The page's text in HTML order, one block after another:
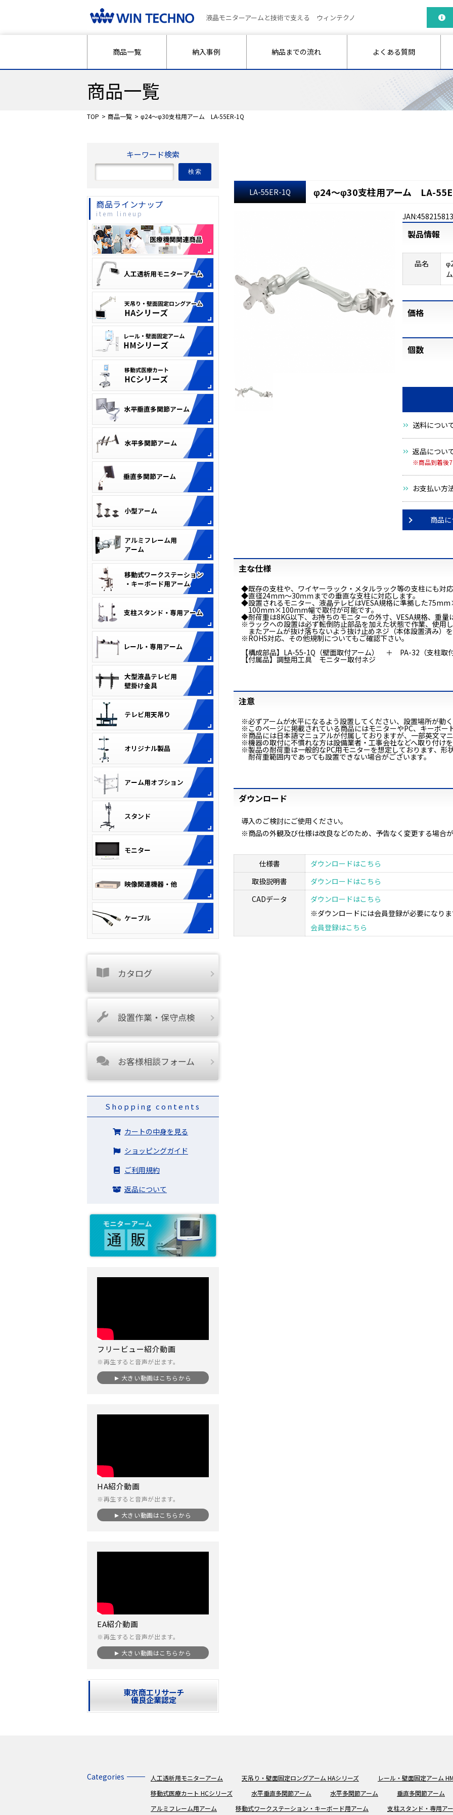
液晶モニターアームと技術で支える ウィンテクノ
商品一覧 納入事例 納品までの流れ よくある質問
商品一覧
TOP 商品一覧 φ24～φ30支柱用アーム LA-55ER-1Q
LA-55ER-1Q φ24～φ30支柱用アーム LA-
製品情報
品名
価格
個数
送料につい
返品につい
※商品到着後7
お支払い方
商品
主な仕様
◆既存の支柱や、ワイヤーラック・メタルラック等の支柱にも対応
◆直径24mm～30ｍｍまでの垂直な支柱に対応します。
◆設置されるモニター、液晶テレビはVESA規格に準拠した
100mm×100mm幅で取付が可能です。
◆耐荷重は8KG以下、お持ちのモニターの外寸、VESA規格、重量
※ラックへの設置は必ず転倒防止部品を加えた状態で作業、使用し
またアームが抜け落ちないよう抜け止めネジ（本体設置済み）を
※ROHS対応、その他規制についてもご確認下さい。
【構成部品】LA-55-1Q（壁面取付アーム） ＋ PA-32（支柱取付
【付属品】調整用工具 モニター取付ネジ
注意
※必ずアームが水平になるよう設置してください、設置場所が動
※このページに掲載されている商品にはモニターやPC、キーボー
※商品には日本語マニュアルが付属しておりますが、一部英文マ
※機器の取付に不慣れな方は設備業者・工事会社などへ取り付け
※製品の耐荷重は一般的なPC用モニターを想定しております、形
耐荷重範囲内であっても設置できない場合がございます。
ダウンロード
導入のご検討にご使用ください。
※商品の外観及び仕様は改良などのため、予告なく変更する場合
仕様書
ダウンロードはこちら
取扱説明書
ダウンロードはこちら
CADデータ
ダウンロードはこちら
※ダウンロードには会員登録が必要になりま
会員登録はこちら
キーワード検索
検索
商品ラインナップ
item lineup
カタログ
設置作業・保守点検
お客様相談フォーム
Shopping contents
カートの中身を見る
ショッピングガイド
ご利用規約
返品について
フリービュー紹介動画
※再生すると音声が出ます。
大きい動画はこちらから
HA紹介動画
※再生すると音声が出ます。
大きい動画はこちらから
EA紹介動画
※再生すると音声が出ます。
大きい動画はこちらから
東京商工リサーチ
優良企業認定
Categories 人工透析用モニターアーム 天吊り・壁面固定ロングアーム HAシリーズ
レール・壁面固定アーム
移動式医療カート HCシリーズ
水平垂直多関節アーム 水平多関節アーム 垂直多関節アーム
アルミフレーム用アーム
移動式ワークステーション・キーボード用アーム 支柱スタンド・専用ア